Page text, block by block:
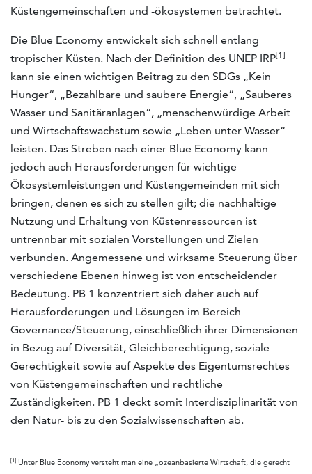
Küstengemeinschaften und -ökosystemen betrachtet.
Die Blue Economy entwickelt sich schnell entlang
tropischer Küsten. Nach der Definition des UNEP IRP[1]
kann sie einen wichtigen Beitrag zu den SDGs „Kein
Hunger“, „Bezahlbare und saubere Energie“, „Sauberes
Wasser und Sanitäranlagen“, „menschenwürdige Arbeit
und Wirtschaftswachstum sowie „Leben unter Wasser“
leisten. Das Streben nach einer Blue Economy kann
jedoch auch Herausforderungen für wichtige
Ökosystemleistungen und Küstengemeinden mit sich
bringen, denen es sich zu stellen gilt; die nachhaltige
Nutzung und Erhaltung von Küstenressourcen ist
untrennbar mit sozialen Vorstellungen und Zielen
verbunden. Angemessene und wirksame Steuerung über
verschiedene Ebenen hinweg ist von entscheidender
Bedeutung. PB 1 konzentriert sich daher auch auf
Herausforderungen und Lösungen im Bereich
Governance/Steuerung, einschließlich ihrer Dimensionen
in Bezug auf Diversität, Gleichberechti­gung, soziale
Gerechtigkeit sowie auf Aspekte des Eigentumsrechtes
von Küstengemeinschaften und rechtliche
Zuständigkeiten. PB 1 deckt somit Interdisziplinarität von
den Natur- bis zu den Sozialwissenschaften ab.
[1] Unter Blue Economy versteht man eine „ozeanbasierte Wirtschaft, die gerecht